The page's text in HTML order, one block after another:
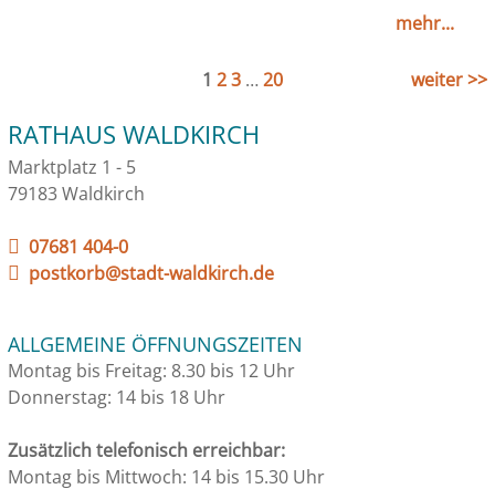
mehr...
1 23 …20 weiter >>
RATHAUS WALDKIRCH
Marktplatz 1 - 5
79183 Waldkirch
07681 404-0
postkorb@stadt-waldkirch.de
ALLGEMEINE ÖFFNUNGSZEITEN
Montag bis Freitag: 8.30 bis 12 Uhr
Donnerstag: 14 bis 18 Uhr
Zusätzlich telefonisch erreichbar:
Montag bis Mittwoch: 14 bis 15.30 Uhr